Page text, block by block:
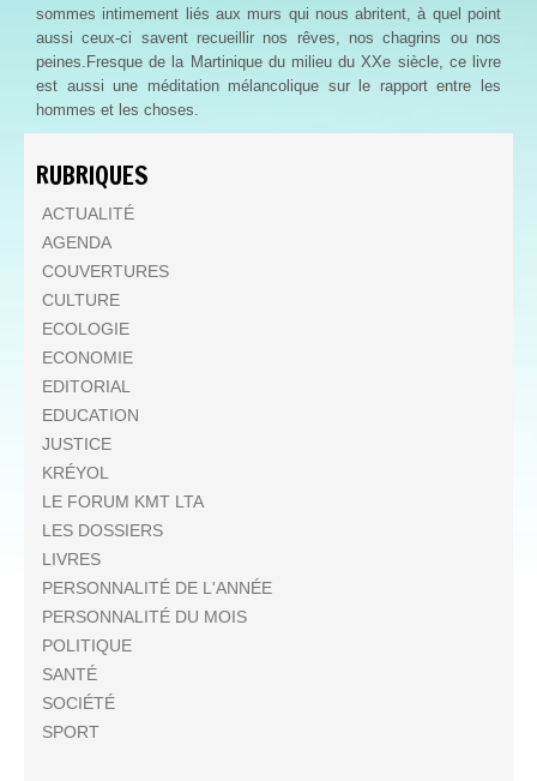
sommes intimement liés aux murs qui nous abritent, à quel point
aussi ceux-ci savent recueillir nos rêves, nos chagrins ou nos
peines.Fresque de la Martinique du milieu du XXe siècle, ce livre
est aussi une méditation mélancolique sur le rapport entre les
hommes et les choses.
RUBRIQUES
ACTUALITÉ
AGENDA
COUVERTURES
CULTURE
ECOLOGIE
ECONOMIE
EDITORIAL
EDUCATION
JUSTICE
KRÉYOL
LE FORUM KMT LTA
LES DOSSIERS
LIVRES
PERSONNALITÉ DE L'ANNÉE
PERSONNALITÉ DU MOIS
POLITIQUE
SANTÉ
SOCIÉTÉ
SPORT